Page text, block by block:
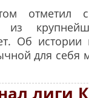
отметил
Об
для себя
лиги